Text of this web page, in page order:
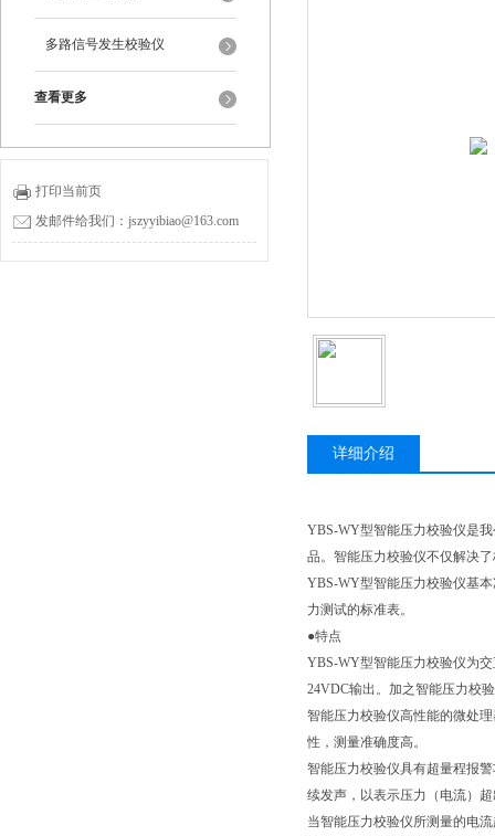
多路信号发生校验仪
查看更多
打印当前页
发邮件给我们：jszyyibiao@163.com
详细介绍
YBS-WY型智能压力校验仪是
品。智能压力校验仪不仅解决
YBS-WY型智能压力校验仪基
力测试的标准表。
●特点
YBS-WY型智能压力校验仪为
24VDC输出。加之智能压力校
智能压力校验仪高性能的微处
性，测量准确度高。
智能压力校验仪具有超量程报
续发声，以表示压力（电流）
当智能压力校验仪所测量的电